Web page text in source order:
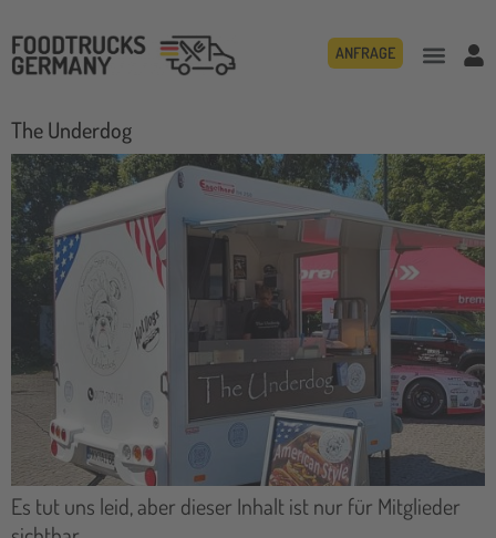
ANFRAGE
The Underdog
Es tut uns leid, aber dieser Inhalt ist nur für Mitglieder